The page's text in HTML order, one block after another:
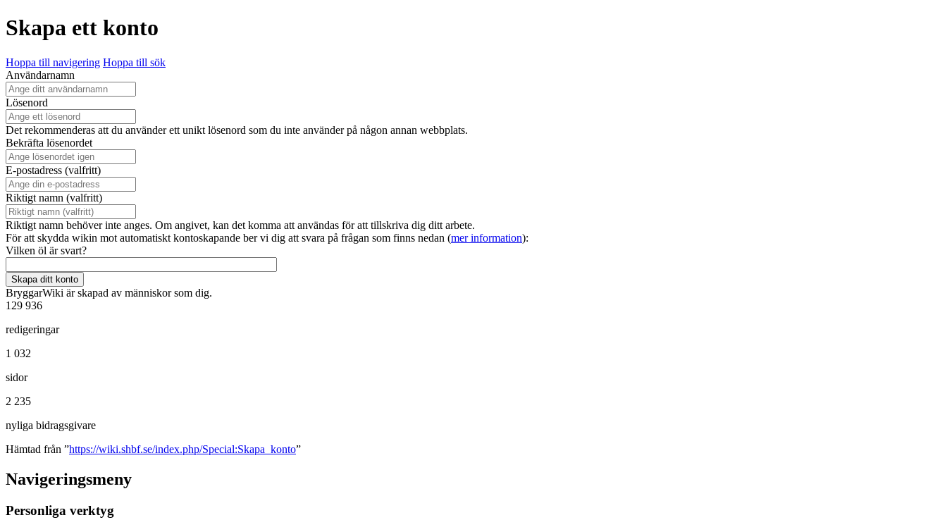
Skapa ett konto
Hoppa till navigering Hoppa till sök
Användarnamn
Lösenord
Det rekommenderas att du använder ett unikt lösenord som du inte använder på någon annan webbplats.
Bekräfta lösenordet
E-postadress (valfritt)
Riktigt namn (valfritt)
Riktigt namn behöver inte anges. Om angivet, kan det komma att användas för att tillskriva dig ditt arbete.
För att skydda wikin mot automatiskt kontoskapande ber vi dig att svara på frågan som finns nedan (mer information):
Vilken öl är svart?
Skapa ditt konto
BryggarWiki är skapad av människor som dig.
129 936
redigeringar
1 032
sidor
2 235
nyliga bidragsgivare
Hämtad från ”https://wiki.shbf.se/index.php/Special:Skapa_konto”
Navigeringsmeny
Personliga verktyg